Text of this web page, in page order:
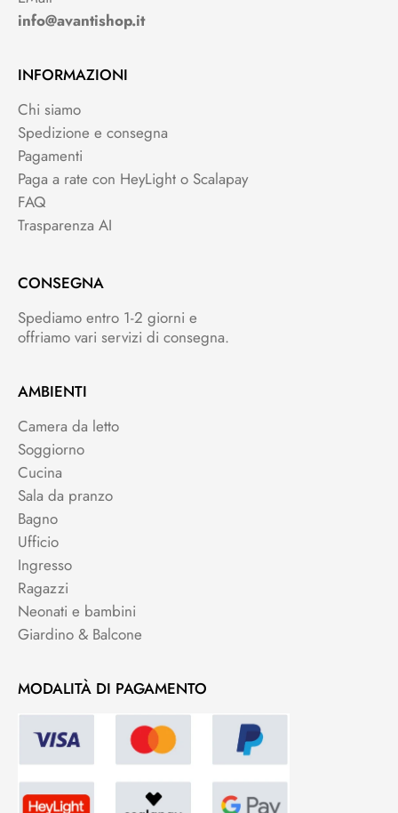
info@avantishop.it
INFORMAZIONI
Chi siamo
Spedizione e consegna
Pagamenti
Paga a rate con HeyLight o Scalapay
FAQ
Trasparenza AI
CONSEGNA
Spediamo entro 1-2 giorni e
offriamo vari servizi di consegna.
AMBIENTI
Camera da letto
Soggiorno
Cucina
Sala da pranzo
Bagno
Ufficio
Ingresso
Ragazzi
Neonati e bambini
Giardino & Balcone
MODALITÀ DI PAGAMENTO